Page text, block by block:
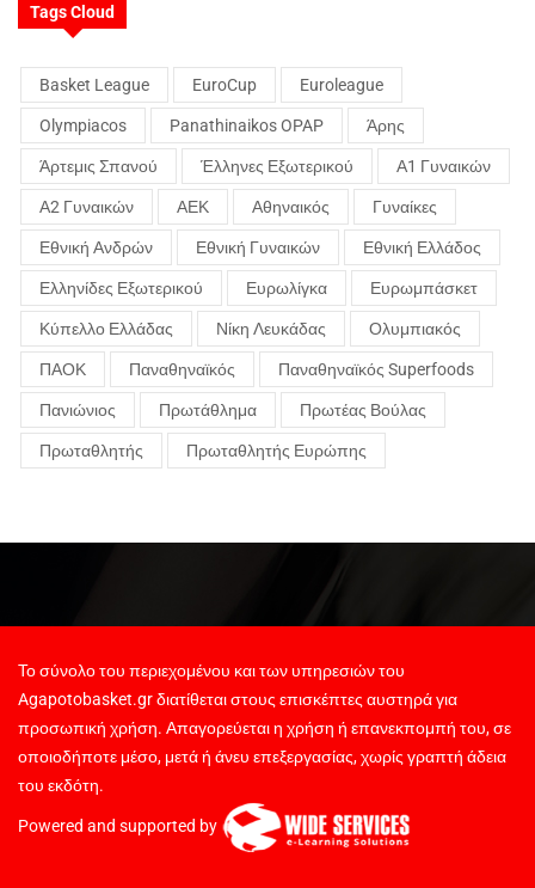
Tags Cloud
Basket League EuroCup Euroleague
Olympiacos Panathinaikos OPAP Άρης
Άρτεμις Σπανού Έλληνες Εξωτερικού Α1 Γυναικών
Α2 Γυναικών ΑΕΚ Αθηναικός Γυναίκες
Εθνική Ανδρών Εθνική Γυναικών Εθνική Ελλάδος
Ελληνίδες Εξωτερικού Ευρωλίγκα Ευρωμπάσκετ
Κύπελλο Ελλάδας Νίκη Λευκάδας Ολυμπιακός
ΠΑΟΚ Παναθηναϊκός Παναθηναϊκός Superfoods
Πανιώνιος Πρωτάθλημα Πρωτέας Βούλας
Πρωταθλητής Πρωταθλητής Ευρώπης
Το σύνολο του περιεχομένου και των υπηρεσιών του
Agapotobasket.gr διατίθεται στους επισκέπτες αυστηρά για
προσωπική χρήση. Απαγορεύεται η χρήση ή επανεκπομπή του, σε
οποιοδήποτε μέσο, μετά ή άνευ επεξεργασίας, χωρίς γραπτή άδεια
του εκδότη.
Powered and supported by